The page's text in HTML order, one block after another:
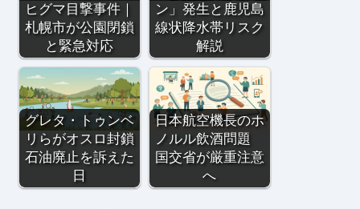
ヒグマ目撃事件｜
札幌市が公園閉鎖
と緊急対応
ン」発生と鹿児島
線状降水帯リスク
解説
グレタ・トゥンベ
リらがオスロ封鎖
石油廃止を訴えた
日
日本航空機長のホ
ノルル飲酒問題
国交省が厳重注意
へ